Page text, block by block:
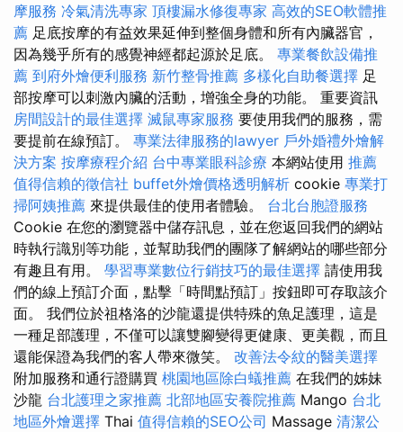
摩服務 冷氣清洗專家 頂樓漏水修復專家 高效的SEO軟體推
薦 足底按摩的有益效果延伸到整個身體和所有內臟器官，
因為幾乎所有的感覺神經都起源於足底。 專業餐飲設備推
薦 到府外燴便利服務 新竹整骨推薦 多樣化自助餐選擇 足
部按摩可以刺激內臟的活動，增強全身的功能。 重要資訊
房間設計的最佳選擇 滅鼠專家服務 要使用我們的服務，需
要提前在線預訂。 專業法律服務的lawyer 戶外婚禮外燴解
決方案 按摩療程介紹 台中專業眼科診療 本網站使用 推薦
值得信賴的徵信社 buffet外燴價格透明解析 cookie 專業打
掃阿姨推薦 來提供最佳的使用者體驗。 台北台胞證服務
Cookie 在您的瀏覽器中儲存訊息，並在您返回我們的網站
時執行識別等功能，並幫助我們的團隊了解網站的哪些部分
有趣且有用。 學習專業數位行銷技巧的最佳選擇 請使用我
們的線上預訂介面，點擊「時間點預訂」按鈕即可存取該介
面。 我們位於祖格洛的沙龍還提供特殊的魚足護理，這是
一種足部護理，不僅可以讓雙腳變得更健康、更美觀，而且
還能保證為我們的客人帶來微笑。 改善法令紋的醫美選擇
附加服務和通行證購買 桃園地區除白蟻推薦 在我們的姊妹
沙龍 台北護理之家推薦 北部地區安養院推薦 Mango 台北
地區外燴選擇 Thai 值得信賴的SEO公司 Massage 清潔公